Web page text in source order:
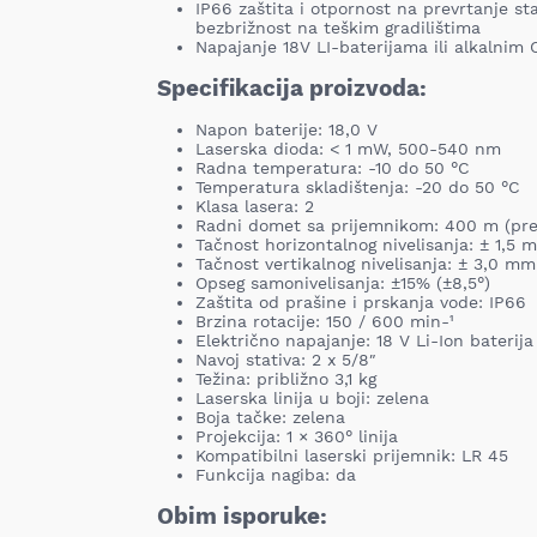
IP66 zaštita i otpornost na prevrtanje
bezbrižnost na teškim gradilištima
Napajanje 18V LI-baterijama ili alkalnim
Specifikacija proizvoda:
Napon baterije: 18,0 V
Laserska dioda: < 1 mW, 500-540 nm
Radna temperatura: -10 do 50 °C
Temperatura skladištenja: -20 do 50 °C
Klasa lasera: 2
Radni domet sa prijemnikom: 400 m
Tačnost horizontalnog nivelisanja: ± 1,5
Tačnost vertikalnog nivelisanja: ± 3,0
Opseg samonivelisanja: ±15% (±8,5°)
Zaštita od prašine i prskanja vode: IP66
Brzina rotacije: 150 / 600 min-¹
Električno napajanje: 18 V Li-Ion baterija
Navoj stativa: 2 x 5/8″
Težina: približno 3,1 kg
Laserska linija u boji: zelena
Boja tačke: zelena
Projekcija: 1 × 360° linija
Kompatibilni laserski prijemnik: LR 45
Funkcija nagiba: da
Obim isporuke: